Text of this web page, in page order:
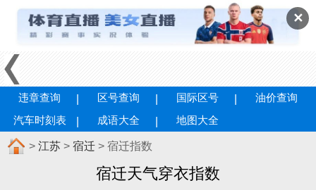
✕
违章查询 区号查询 国际区号
油价查询
汽车时刻表
成语大全 地图大全
> 江苏 > 宿迁 > 宿迁指数
宿迁天气穿衣指数